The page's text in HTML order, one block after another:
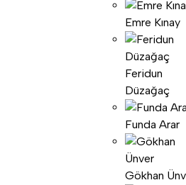
Emre Kınay
Feridun
Düzağaç
Funda Arar
Gökhan